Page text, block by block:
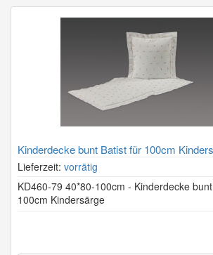
Kinderdecke bunt Batist für 100cm
Lieferzeit: vorrätig
KD460-79 40*80-100cm - Kinderdecke
100cm Kindersärge